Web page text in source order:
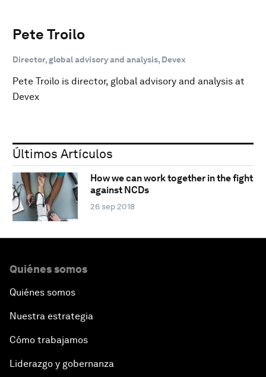
Pete Troilo
Director, global advisory and analysis, Devex
Pete Troilo is director, global advisory and analysis at
Devex
Últimos Artículos
How we can work together in the fight
against NCDs
26 sep 2018
Quiénes somos
Quiénes somos
Nuestra estrategia
Cómo trabajamos
Liderazgo y gobernanza